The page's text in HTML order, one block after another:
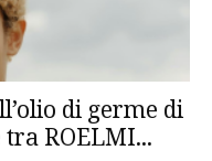
di germe di
ROELMI...